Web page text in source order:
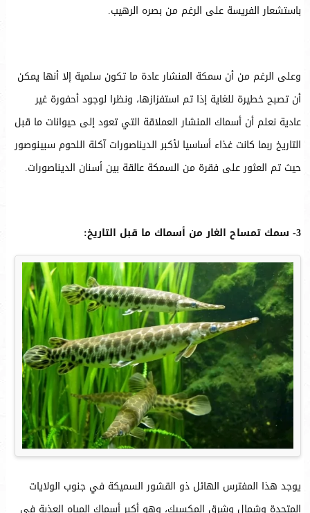
باستشعار الفريسة على الرغم من بصره الرهيب.
وعلى الرغم من أن سمكة المنشار عادة ما تكون سلمية إلا أنها يمكن
أن تصبح خطيرة للغاية إذا تم استفزازها، ونظرا لوجود أحفورة غير
عادية نعلم أن أسماك المنشار العملاقة التي تعود إلى حيوانات ما قبل
التاريخ ربما كانت غذاء أساسيا لأكبر الديناصورات آكلة اللحوم سبينوصور
حيث تم العثور على فقرة من السمكة عالقة بين أسنان الديناصورات.
3- سمك تمساح الغار من أسماك ما قبل التاريخ:
يوجد هذا المفترس الهائل ذو القشور السميكة في جنوب الولايات